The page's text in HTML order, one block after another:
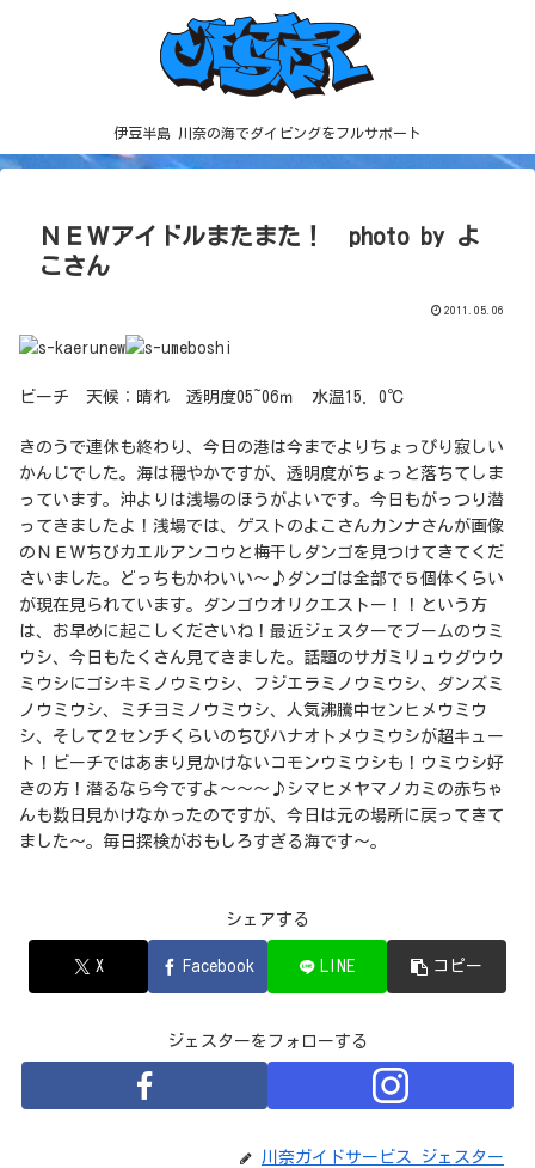
伊豆半島 川奈の海でダイビングをフルサポート
ＮＥＷアイドルまたまた！ photo by よ
こさん
2011.05.06
ビーチ 天候：晴れ 透明度05~06ｍ 水温15．0℃
きのうで連休も終わり、今日の港は今までよりちょっぴり寂しい
かんじでした。海は穏やかですが、透明度がちょっと落ちてしま
っています。沖よりは浅場のほうがよいです。今日もがっつり潜
ってきましたよ！浅場では、ゲストのよこさんカンナさんが画像
のＮＥＷちびカエルアンコウと梅干しダンゴを見つけてきてくだ
さいました。どっちもかわいい～♪ダンゴは全部で５個体くらい
が現在見られています。ダンゴウオリクエストー！！という方
は、お早めに起こしくださいね！最近ジェスターでブームのウミ
ウシ、今日もたくさん見てきました。話題のサガミリュウグウウ
ミウシにゴシキミノウミウシ、フジエラミノウミウシ、ダンズミ
ノウミウシ、ミチヨミノウミウシ、人気沸騰中センヒメウミウ
シ、そして２センチくらいのちびハナオトメウミウシが超キュー
ト！ビーチではあまり見かけないコモンウミウシも！ウミウシ好
きの方！潜るなら今ですよ～～～♪シマヒメヤマノカミの赤ちゃ
んも数日見かけなかったのですが、今日は元の場所に戻ってきて
ました～。毎日探検がおもしろすぎる海です～。
シェアする
X Facebook LINE コピー
ジェスターをフォローする
川奈ガイドサービス ジェスター